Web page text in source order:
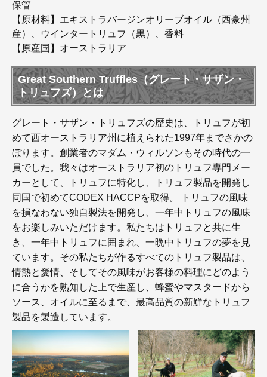
保管
【原材料】エキストラバージンオリーブオイル（西豪州
産）、ウインタートリュフ（黒）、香料
【原産国】オーストラリア
Great Southern Truffles（グレート・サザン・
トリュフズ）とは
グレート・サザン・トリュフズの歴史は、トリュフが初
めて西オーストラリア州に植えられた1997年までさかの
ぼります。創業者のマダム・ウィルソンもその時代の一
員でした。我々はオーストラリア初のトリュフ専門メー
カーとして、トリュフに特化し、トリュフ製品を開発し
同国で初めてCODEX HACCPを取得。 トリュフの風味
を損なわない独自製法を開発し、一年中トリュフの風味
をお楽しみいただけます。私たちはトリュフと共に生
き、一年中トリュフに囲まれ、一晩中トリュフの夢を見
ています。その私たちが作るすべてのトリュフ製品は、
情熱と愛情、そしてその風味がお客様の料理にどのよう
に合うかを熟知した上で生産し、蜂蜜やマスタードから
ソース、オイルに至るまで、最高品質の新鮮なトリュフ
製品を製造しています。